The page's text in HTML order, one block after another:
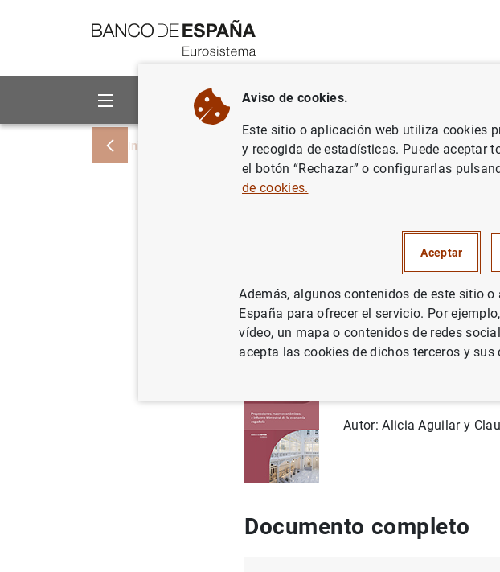
Sobre el Banco Áreas de actuación
Inicio Publicaciones Análisis económico e investigación
normalización de la
mercado de
05/02/2024
Autor: Alicia Aguilar y
Documento completo
Aviso de cookies.
Este sitio o aplicación web utiliza cookies
y recogida de estadísticas. Puede aceptar
el botón “Rechazar” o configurarlas
de cookies.
Aceptar
Además, algunos contenidos de este sitio
España para ofrecer el servicio. Por
vídeo, un mapa o contenidos de redes
acepta las cookies de dichos terceros y